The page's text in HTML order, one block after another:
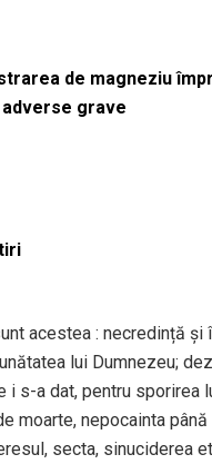
de magneziu
grave
acestea : necredință
lui Dumnezeu;
i s-a dat, pentru sporirea
moarte, nepocainta
secta, sinuciderea